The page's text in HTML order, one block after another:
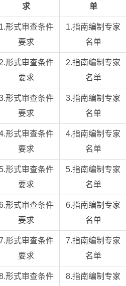
求
单
1.形式审查条件
要求
1.指南编制专家
名单
2.形式审查条件
要求
2.指南编制专家
名单
形式审查条件
要求
3.指南编制专家
名单
形式审查条件
要求
4.指南编制专家
名单
5.形式审查条件
要求
5.指南编制专家
名单
形式审查条件
要求
6.指南编制专家
名单
形式审查条件
要求
7.指南编制专家
名单
形式审查条件
8.指南编制专家